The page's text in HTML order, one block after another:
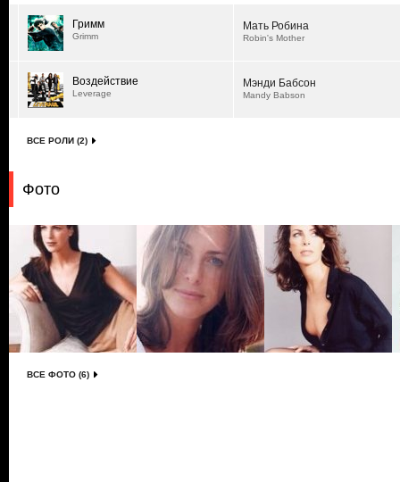
Гримм
Grimm
Мать Робина
Robin's Mother
Воздействие
Leverage
Мэнди Бабсон
Mandy Babson
ВСЕ РОЛИ (2)
Фото
ВСЕ ФОТО (6)